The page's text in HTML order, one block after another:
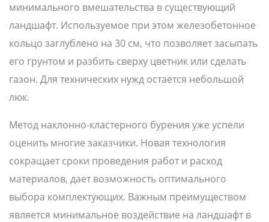
минимального вмешательства в существующий
ландшафт. Используемое при этом железобетонное
кольцо заглублено на 30 см, что позволяет засыпать
его грунтом и разбить сверху цветник или сделать
газон. Для технических нужд остается небольшой
люк.
Метод наклонно-кластерного бурения уже успели
оценить многие заказчики. Новая технология
сокращает сроки проведения работ и расход
материалов, дает возможность оптимального
выбора комплектующих. Важным преимуществом
является минимальное воздействие на ландшафт в